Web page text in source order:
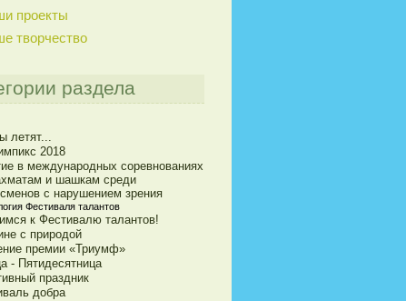
проекты
творчество
раздела
летят...
2018
в международных соревнованиях
и шашкам среди
с нарушением зрения
Фестиваля талантов
к Фестивалю талантов!
с природой
премии «Триумф»
- Пятидесятница
праздник
добра